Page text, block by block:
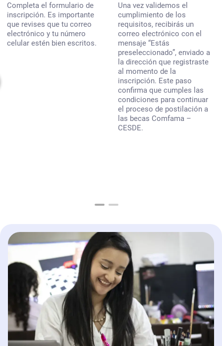
Completa el formulario de
inscripción. Es importante
que revises que tu correo
electrónico y tu número
celular estén bien escritos.
Una vez validemos el
cumplimiento de los
requisitos, recibirás un
correo electrónico con el
mensaje “Estás
preseleccionado”, enviado a
la dirección que registraste
al momento de la
inscripción. Este paso
confirma que cumples las
condiciones para continuar
el proceso de postilación a
las becas Comfama –
CESDE.